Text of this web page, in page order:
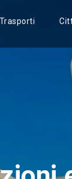
Trasporti